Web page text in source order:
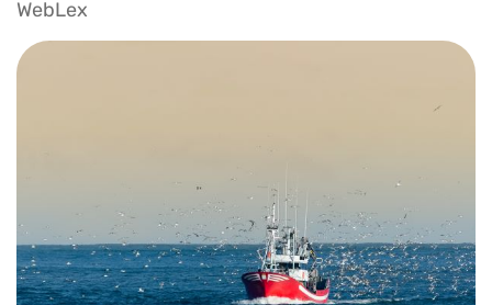
WebLex